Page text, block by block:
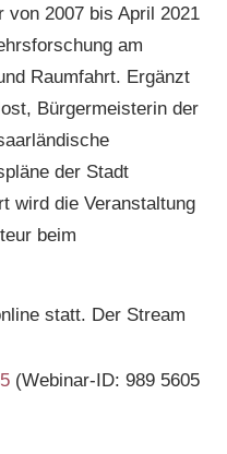
von 2007 bis April 2021
am
Raumfahrt. Ergänzt
Bürgermeisterin der
der Stadt
wird die Veranstaltung
beim
statt. Der Stream
(Webinar-ID: 989 5605